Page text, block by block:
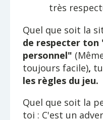
très
Quel que soit la
de respecter ton
personnel"
toujours facile),
les règles du jeu.
Quel que soit la
toi : C'est un